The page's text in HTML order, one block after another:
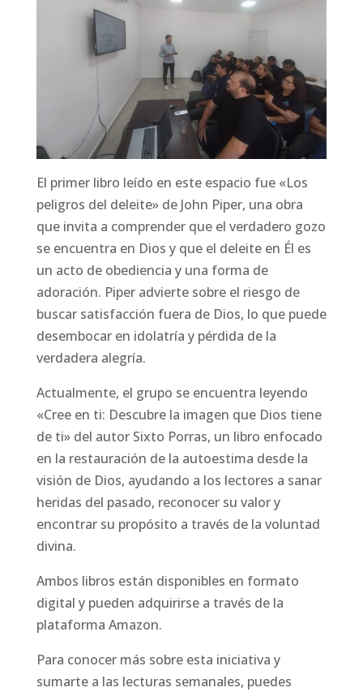
El primer libro leído en este espacio fue «Los
peligros del deleite» de John Piper, una obra
que invita a comprender que el verdadero gozo
se encuentra en Dios y que el deleite en Él es
un acto de obediencia y una forma de
adoración. Piper advierte sobre el riesgo de
buscar satisfacción fuera de Dios, lo que puede
desembocar en idolatría y pérdida de la
verdadera alegría.
Actualmente, el grupo se encuentra leyendo
«Cree en ti: Descubre la imagen que Dios tiene
de ti» del autor Sixto Porras, un libro enfocado
en la restauración de la autoestima desde la
visión de Dios, ayudando a los lectores a sanar
heridas del pasado, reconocer su valor y
encontrar su propósito a través de la voluntad
divina.
Ambos libros están disponibles en formato
digital y pueden adquirirse a través de la
plataforma Amazon.
Para conocer más sobre esta iniciativa y
sumarte a las lecturas semanales, puedes